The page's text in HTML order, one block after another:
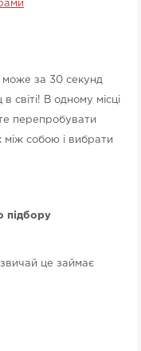
може за 30 секунд
світі! В одному місці
перепробувати
між собою і вибрати
підбору
це займає